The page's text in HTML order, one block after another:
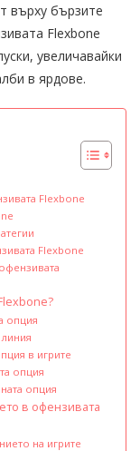
върху бързите
Flexbone
увеличавайки
в ярдове.
Flexbone
Flexbone
опция
в игрите
опция
опция
в офензивата
на игрите